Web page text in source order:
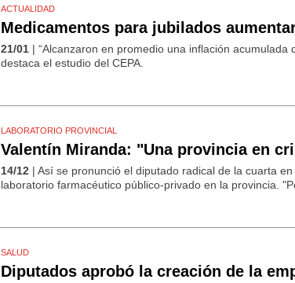
ACTUALIDAD
Medicamentos para jubilados
21/01 | “Alcanzaron en promedio una inflación
destaca el estudio del CEPA.
LABORATORIO PROVINCIAL
Valentín Miranda: "Una provincia en
14/12 | Así se pronunció el diputado radical de la cuarta
laboratorio farmacéutico público-privado en la provincia.
SALUD
Diputados aprobó la creación de la